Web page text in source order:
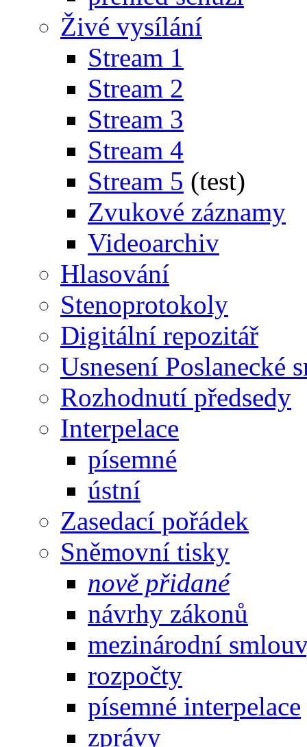
Živé vysílání
Stream 1
Stream 2
Stream 3
Stream 4
Stream 5 (test)
Zvukové záznamy
Videoarchiv
Hlasování
Stenoprotokoly
Digitální repozitář
Usnesení Poslanecké
Rozhodnutí předsedy
Interpelace
písemné
ústní
Zasedací pořádek
Sněmovní tisky
nově přidané
návrhy zákonů
mezinárodní
rozpočty
písemné interpelace
zprávy